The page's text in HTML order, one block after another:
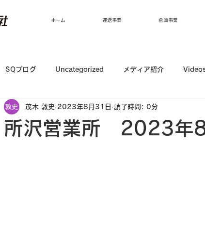
ホーム 運送事業 倉庫事業
SQブログ Uncategorized メディア紹介
所沢営業所 2023年
茂木 敦史 2023年8月31日 読了時間: 0分